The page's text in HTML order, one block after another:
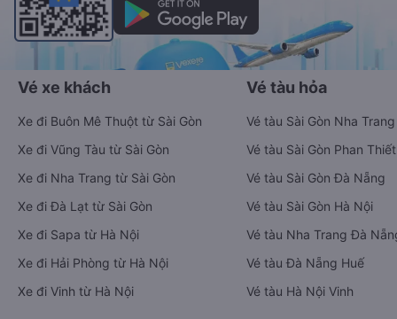
Vé xe khách
Xe đi Buôn Mê Thuột từ Sài Gòn
Xe đi Vũng Tàu từ Sài Gòn
Xe đi Nha Trang từ Sài Gòn
Xe đi Đà Lạt từ Sài Gòn
Xe đi Sapa từ Hà Nội
Xe đi Hải Phòng từ Hà Nội
Xe đi Vinh từ Hà Nội
Vé tàu hỏa
Vé tàu Sài Gòn Nha Trang
Vé tàu Sài Gòn Phan Thiết
Vé tàu Sài Gòn Đà Nẵng
Vé tàu Sài Gòn Hà Nội
Vé tàu Nha Trang Đà
Vé tàu Đà Nẵng Huế
Vé tàu Hà Nội Vinh